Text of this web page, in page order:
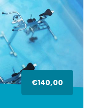
€140,00